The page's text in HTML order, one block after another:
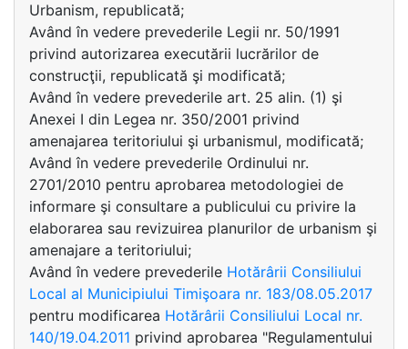
Urbanism, republicată;
Având în vedere prevederile Legii nr. 50/1991
privind autorizarea executării lucrărilor de
construcţii, republicată şi modificată;
Având în vedere prevederile art. 25 alin. (1) şi
Anexei I din Legea nr. 350/2001 privind
amenajarea teritoriului şi urbanismul, modificată;
Având în vedere prevederile Ordinului nr.
2701/2010 pentru aprobarea metodologiei de
informare şi consultare a publicului cu privire la
elaborarea sau revizuirea planurilor de urbanism şi
amenajare a teritoriului;
Având în vedere prevederile Hotărârii Consiliului
Local al Municipiului Timişoara nr. 183/08.05.2017
pentru modificarea Hotărârii Consiliului Local nr.
140/19.04.2011 privind aprobarea "Regulamentului